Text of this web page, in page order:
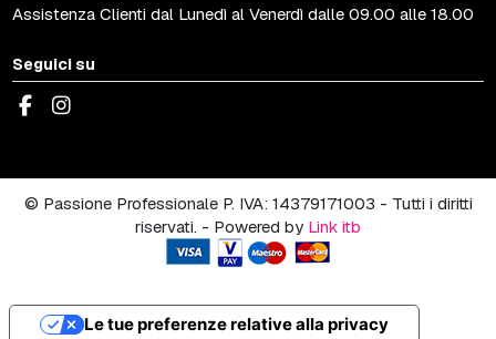
Assistenza Clienti dal Lunedì al Venerdì dalle 09.00 alle 18.00
Seguici su
© Passione Professionale P. IVA: 14379171003 - Tutti i diritti
riservati. - Powered by Link itb
Le tue preferenze relative alla privacy